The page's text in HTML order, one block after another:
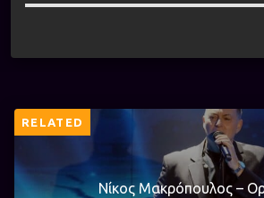
RELATED
Νίκος Μακρόπουλος –